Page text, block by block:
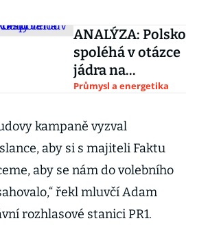
ANALÝZA: Polsko
spoléhá v otázce
jádra na
nebývalou
Američanů
Průmysl a energetika
kampaně vyzval
aby si s majiteli Faktu
aby se nám do volebního
řekl mluvčí Adam
rozhlasové stanici PR1.